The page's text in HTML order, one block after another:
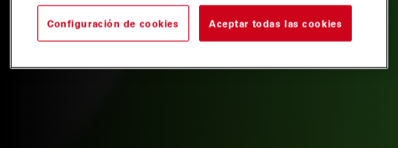
Configuración de cookies Aceptar todas las cookies